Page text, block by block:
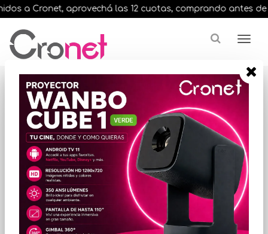
a Cronet, aprovechá las 12 cuotas, comprando antes de